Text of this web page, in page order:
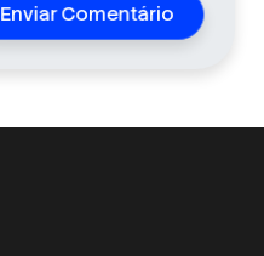
Enviar Comentário